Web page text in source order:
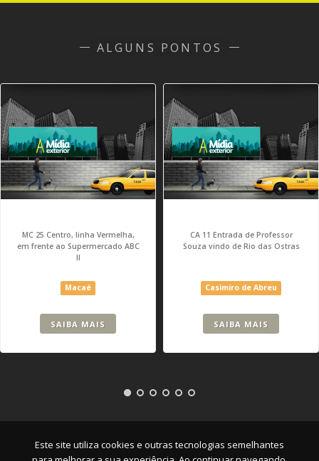
Este site utiliza cookies e outras tecnologias semelhantes
ALGUNS PONTOS
MC 25 Centro, linha Vermelha,
em frente ao Supermercado ABC
II
Macaé
SAIBA MAIS
CA 11 Entrada de Professor
Souza vindo de Rio das Ostras
Casimiro de Abreu
SAIBA MAIS
Empresa|Serviços|Pontos|Contato